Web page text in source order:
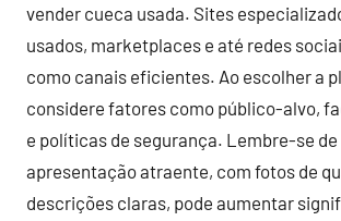
vender cueca usada. Sites
usados, marketplaces e até redes
como canais eficientes. Ao escolher a
considere fatores como público-alvo,
e políticas de segurança. Lembre-se de
apresentação atraente, com fotos de
descrições claras, pode aumentar